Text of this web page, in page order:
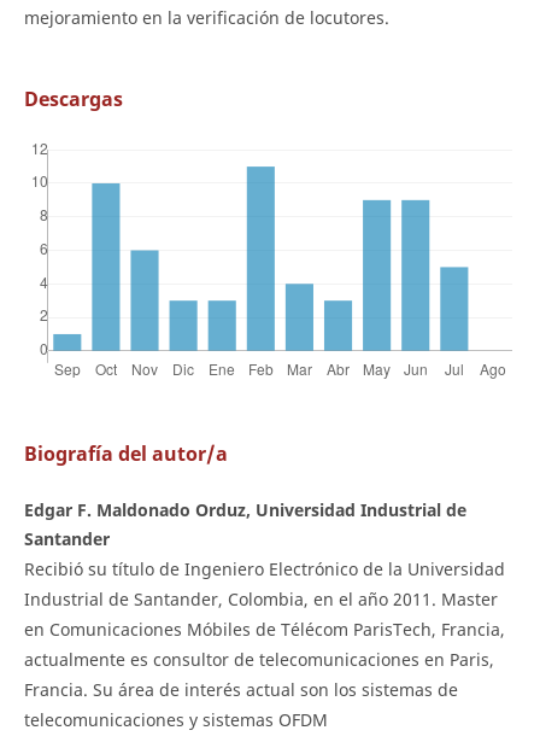
mejoramiento en la verificación de locutores.
Descargas
Biografía del autor/a
Edgar F. Maldonado Orduz, Universidad Industrial de
Santander
Recibió su título de Ingeniero Electrónico de la Universidad
Industrial de Santander, Colombia, en el año 2011. Master
en Comunicaciones Móbiles de Télécom ParisTech, Francia,
actualmente es consultor de telecomunicaciones en Paris,
Francia. Su área de interés actual son los sistemas de
telecomunicaciones y sistemas OFDM